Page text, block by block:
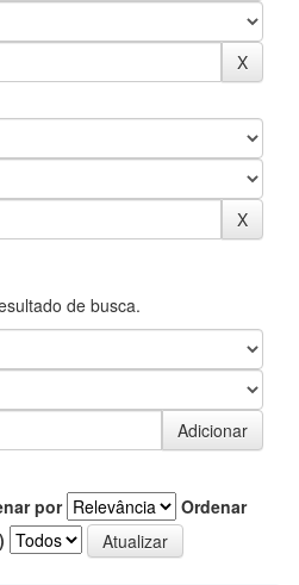
de busca.
por
Ordenar